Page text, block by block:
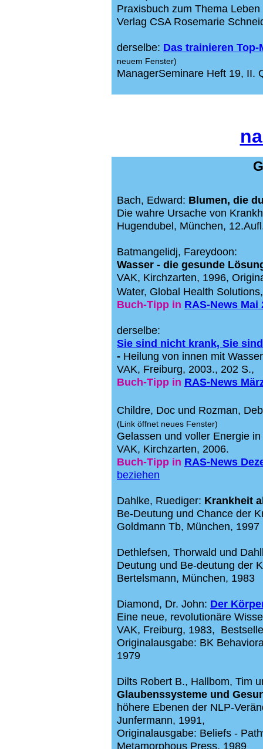
Praxisbuch zum Thema
Verlag CSA Rosemarie
derselbe: Das trainieren
neuem Fenster)
ManagerSeminare Heft 19, II.
Bach, Edward: Blumen, die
Die wahre Ursache von
Hugendubel, München,
Batmangelidj, Fareydoon:
Wasser - die gesunde
VAK, Kirchzarten, 1996,
Water, Global Health
Buch-Tipp in RAS-News Mai
derselbe:
Sie sind nicht krank, Sie
- Heilung von innen mit
VAK, Freiburg, 2003., 202 S.,
Buch-Tipp in RAS-News
Childre, Doc und Rozman,
(Link öffnet neues Fenster)
Gelassen und voller Energie
VAK, Kirchzarten, 2006.
Buch-Tipp in RAS-News
beziehen
Dahlke, Ruediger: Krankheit
Be-Deutung und Chance der
Goldmann Tb, München, 1997
Dethlefsen, Thorwald und
Deutung und Be-deutung der
Bertelsmann, München, 1983
Diamond, Dr. John: Der
Eine neue, revolutionäre
VAK, Freiburg, 1983,
Originalausgabe: BK
1979
Dilts Robert B., Hallbom, Tim
Glaubenssysteme und
höhere Ebenen der NLP-
Junfermann, 1991,
Originalausgabe: Beliefs -
Metamorphous Press, 1989